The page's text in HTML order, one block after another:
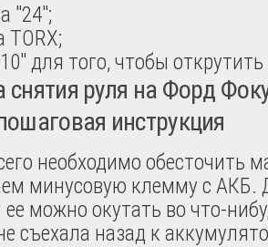
"24";
TORX;
для того, чтобы
снятия руля на Форд
инструкция
необходимо обесточить
минусовую клемму с АКБ.
можно окутать во что-
съехала назад к